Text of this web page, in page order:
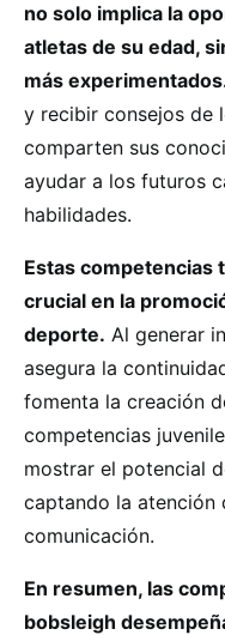
no solo implica la
atletas de su edad,
más
y recibir consejos de
comparten sus
ayudar a los futuros
habilidades.
Estas competencias
crucial en la
deporte. Al generar
asegura la
fomenta la creación
competencias
mostrar el potencial
captando la atención
comunicación.
En resumen, las
bobsleigh